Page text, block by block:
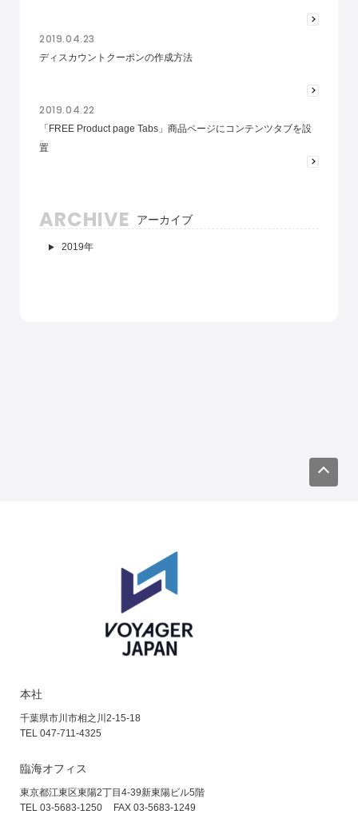
2019.04.23
ディスカウントクーポンの作成方法
2019.04.22
「FREE Product page Tabs」商品ページにコンテンツタブを設
置
ARCHIVE アーカイブ
2019年
本社
千葉県市川市相之川2-15-18
TEL 047-711-4325
臨海オフィス
東京都江東区東陽2丁目4-39新東陽ビル5階
TEL 03-5683-1250
FAX 03-5683-1249